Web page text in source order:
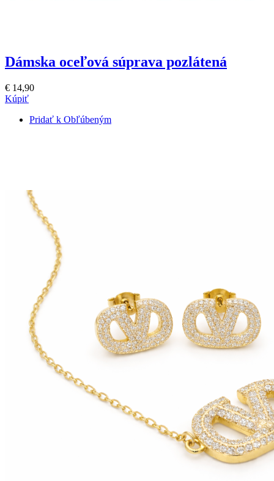
Dámska oceľová súprava pozlátená
€ 14,90
Kúpiť
Pridať k Obľúbeným